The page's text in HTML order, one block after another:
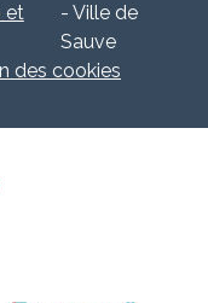
et
- Ville de
Sauve
des cookies